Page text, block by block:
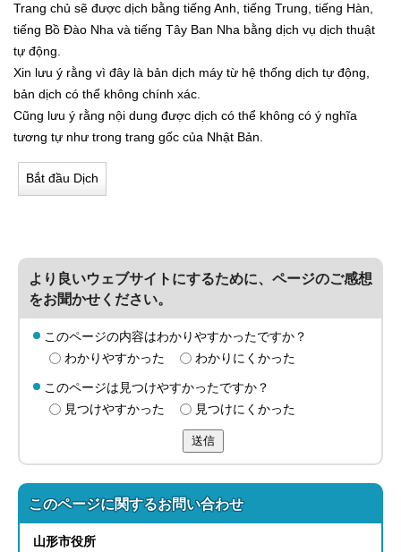
Trang chủ sẽ được dịch bằng tiếng Anh, tiếng Trung, tiếng Hàn,
tiếng Bồ Đào Nha và tiếng Tây Ban Nha bằng dịch vụ dịch thuật
tự động.
Xin lưu ý rằng vì đây là bản dịch máy từ hệ thống dịch tự động,
bản dịch có thể không chính xác.
Cũng lưu ý rằng nội dung được dịch có thể không có ý nghĩa
tương tự như trong trang gốc của Nhật Bản.
Bắt đầu Dịch
より良いウェブサイトにするために、ページのご感想
をお聞かせください。
このページの内容はわかりやすかったですか？
わかりやすかった
わかりにくかった
このページは見つけやすかったですか？
見つけやすかった
見つけにくかった
送信
このページに関するお問い合わせ
山形市役所